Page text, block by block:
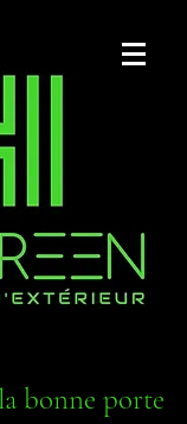
bonne porte